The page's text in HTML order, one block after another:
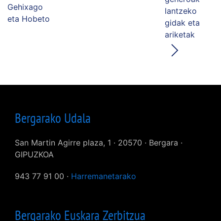
Gehixago
eta Hobeto
lantzeko
gidak eta
ariketak
Bergarako Udala
San Martin Agirre plaza, 1 · 20570 · Bergara ·
GIPUZKOA
943 77 91 00 · Harremanetarako
Bergarako Euskara Zerbitzua